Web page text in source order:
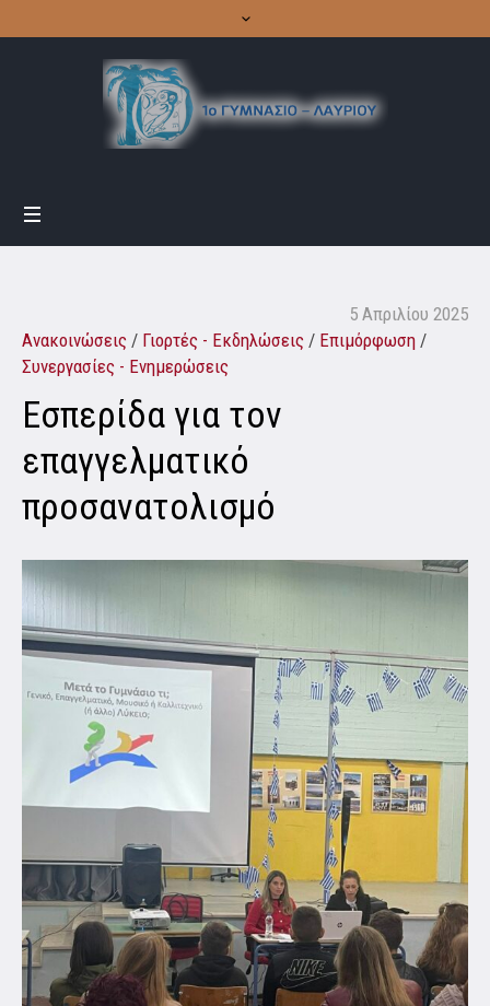
5 Απριλίου 2025
Ανακοινώσεις / Γιορτές - Εκδηλώσεις / Επιμόρφωση /
Συνεργασίες - Ενημερώσεις
Εσπερίδα για τον
επαγγελματικό
προσανατολισμό